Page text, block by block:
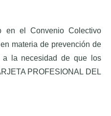
en el Convenio Colectivo
materia de prevención de
a la necesidad de que los
PROFESIONAL DEL